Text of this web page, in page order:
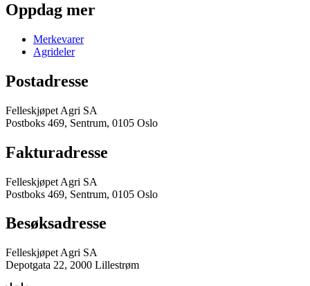
Oppdag mer
Merkevarer
Agrideler
Postadresse
Felleskjøpet Agri SA
Postboks 469, Sentrum, 0105 Oslo
Fakturadresse
Felleskjøpet Agri SA
Postboks 469, Sentrum, 0105 Oslo
Besøksadresse
Felleskjøpet Agri SA
Depotgata 22, 2000 Lillestrøm